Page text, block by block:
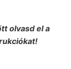
olvasd el a